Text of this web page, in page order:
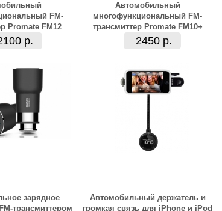
FM-
Promate FM12
р.
Автомобильный
многофункциональный FM-
трансмиттер Promate FM10+
2450 р.
зарядное
трансмиттером
Автомобильный держатель и
громкая связь для iPhone и iPod